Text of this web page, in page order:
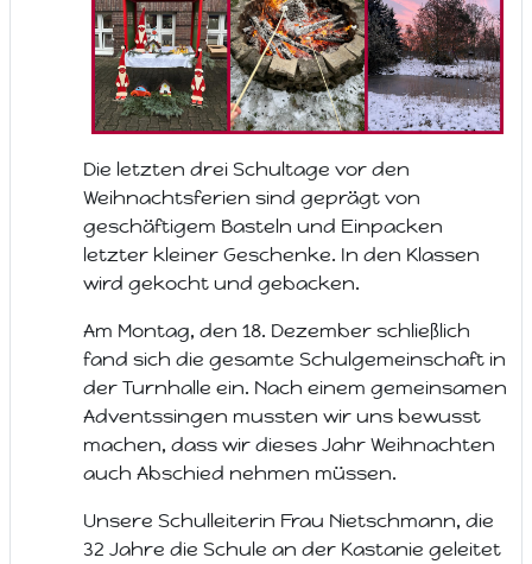
Die letzten drei Schultage vor den
Weihnachtsferien sind geprägt von
geschäftigem Basteln und Einpacken
letzter kleiner Geschenke. In den Klassen
wird gekocht und gebacken.
Am Montag, den 18. Dezember schließlich
fand sich die gesamte Schulgemeinschaft in
der Turnhalle ein. Nach einem gemeinsamen
Adventssingen mussten wir uns bewusst
machen, dass wir dieses Jahr Weihnachten
auch Abschied nehmen müssen.
Unsere Schulleiterin Frau Nietschmann, die
32 Jahre die Schule an der Kastanie geleitet